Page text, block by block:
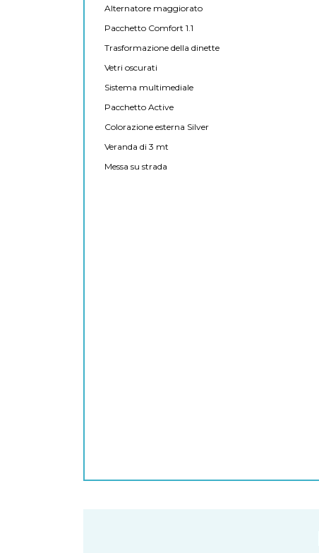
Alternatore maggiorato
Pacchetto Comfort 1.1
Trasformazione della dinette
Vetri oscurati
Sistema multimediale
Pacchetto Active
Colorazione esterna Silver
Veranda di 3 mt
Messa su strada